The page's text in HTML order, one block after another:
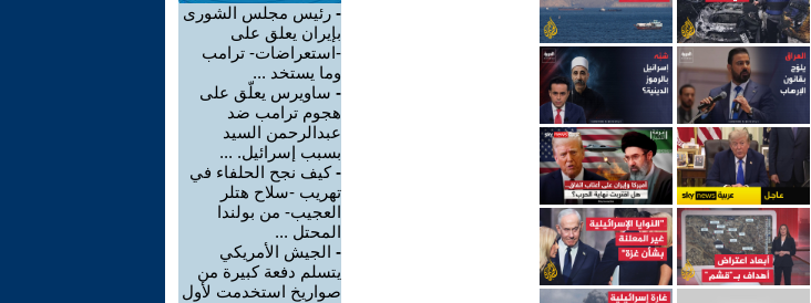
- رئيس مجلس الشورى
بإيران يعلق على
-استعراضات- ترامب
وما يستخد ...
- ساويرس يعلّق على
هجوم ترامب ضد
عبدالرحمن السيد
بسبب إسرائيل. ...
-كيف نجح الحلفاء في
تهريب -سلاح هتلر
العجيب- من بولندا
المحتل ...
- الجيش الأمريكي
يتسلم دفعة كبيرة من
صواريخ استخدمت لأول